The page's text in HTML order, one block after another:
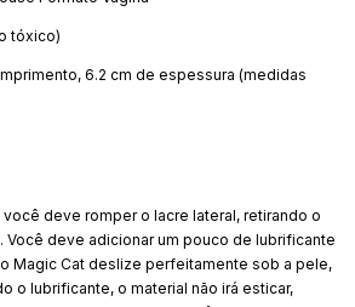
tóxico)
6.2 cm de espessura (medidas
você deve romper o lacre lateral, retirando o
Você deve adicionar um pouco de lubrificante
o Magic Cat deslize perfeitamente sob a pele,
o lubrificante, o material não irá esticar,